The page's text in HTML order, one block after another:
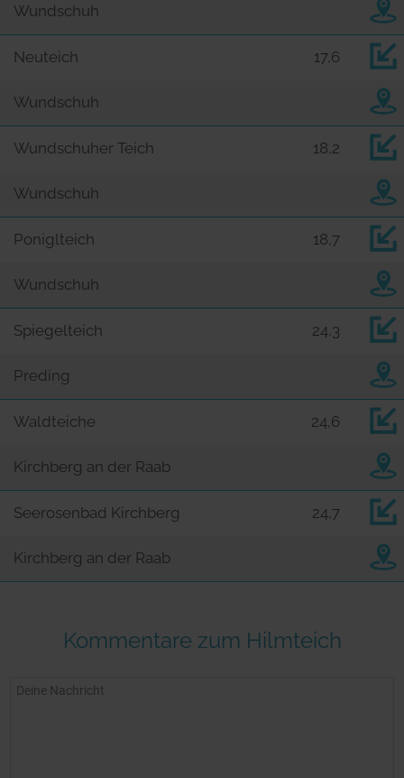
Wundschuh
Neuteich 17,6
Wundschuh
Wundschuher Teich 18,2
Wundschuh
Poniglteich 18,7
Wundschuh
Spiegelteich 24,3
Preding
Waldteiche 24,6
Kirchberg an der Raab
Seerosenbad Kirchberg 24,7
Kirchberg an der Raab
Kommentare zum Hilmteich